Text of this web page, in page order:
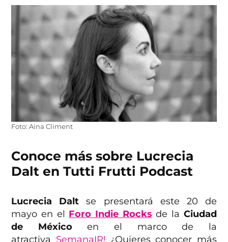
Foto: Aina Climent
Conoce más sobre Lucrecia
Dalt en Tutti Frutti Podcast
Lucrecia Dalt se presentará este 20 de
mayo en el Foro Indie Rocks de la Ciudad
de Méxicoen el marco de la
atractiva SemanaIR! ¿Quieres conocer más